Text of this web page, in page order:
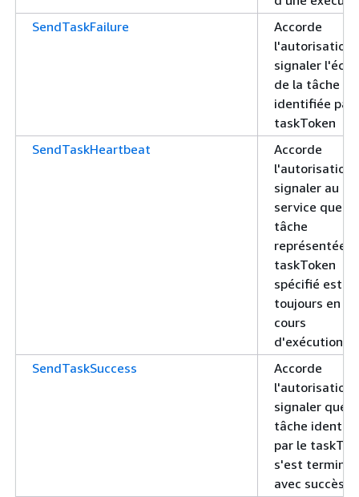
SendTaskFailure
Accorde
l'autorisation
signaler
de la tâche
identifiée par
taskToken
SendTaskHeartbeat
Accorde
l'autorisation
signaler au
service que la
tâche
représentée
taskToken
spécifié est
toujours en
cours
d'exécution
SendTaskSuccess
Accorde
l'autorisation
signaler que
tâche
par le
s'est terminée
avec succès